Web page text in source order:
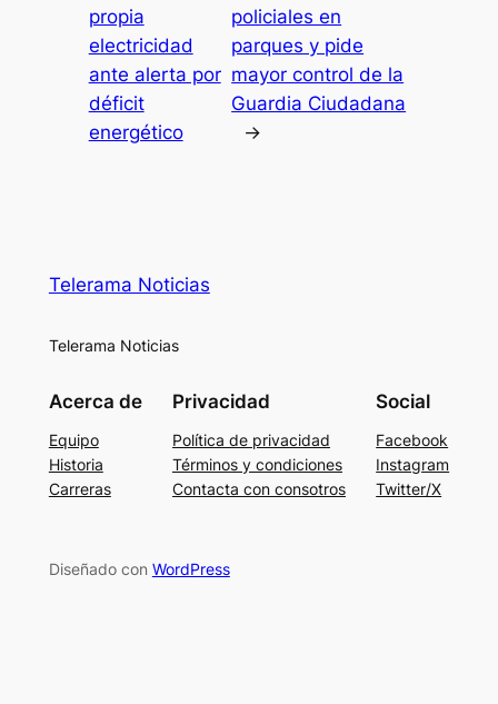
propia
electricidad
ante alerta por
déficit
energético
policiales en
parques y pide
mayor control de la
Guardia Ciudadana
→
Telerama Noticias
Telerama Noticias
Acerca de
Equipo
Historia
Carreras
Privacidad
Política de privacidad
Términos y condiciones
Contacta con consotros
Social
Facebook
Instagram
Twitter/X
Diseñado con WordPress